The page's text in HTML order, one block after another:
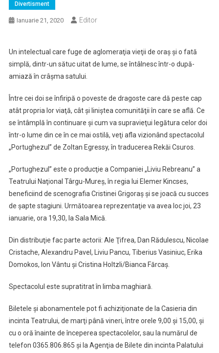
Divertisment
Ianuarie 21, 2020 Editor
Un intelectual care fuge de aglomeraţia vieţii de oraş şi o fată
simplă, dintr-un sătuc uitat de lume, se întâlnesc într-o după-
amiază în crâşma satului.
Între cei doi se înfiripă o poveste de dragoste care dă peste cap
atât propria lor viaţă, cât şi liniştea comunităţii în care se află. Ce
se întâmplă în continuare şi cum va supravieţui legătura celor doi
într-o lume din ce în ce mai ostilă, veţi afla vizionând spectacolul
„Portughezul” de Zoltan Egressy, în traducerea Rekăi Csuros.
„Portughezul” este o producţie a Companiei „Liviu Rebreanu” a
Teatrului Naţional Târgu-Mureş, în regia lui Elemer Kincses,
beneficiind de scenografia Cristinei Grigoraş şi se joacă cu succes
de şapte stagiuni. Următoarea reprezentaţie va avea loc joi, 23
ianuarie, ora 19,30, la Sala Mică.
Din distribuţie fac parte actorii: Ale Ţifrea, Dan Rădulescu, Nicolae
Cristache, Alexandru Pavel, Liviu Pancu, Tiberius Vasiniuc, Erika
Domokos, Ion Vântu şi Cristina Holtzli/Bianca Fărcaş.
Spectacolul este supratitrat în limba maghiară.
Biletele şi abonamentele pot fi achiziţionate de la Casieria din
incinta Teatrului, de marţi până vineri, între orele 9,00 şi 15,00, şi
cu o oră înainte de începerea spectacolelor, sau la numărul de
telefon 0365.806.865 şi la Agenţia de Bilete din incinta Palatului